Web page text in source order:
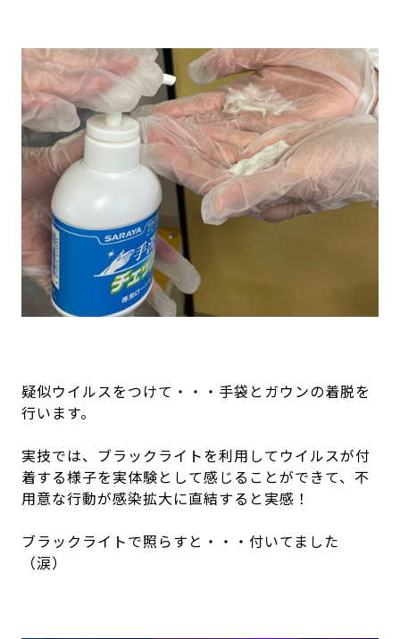
疑似ウイルスをつけて・・・手袋とガウンの着脱を
行います。
実技では、ブラックライトを利用してウイルスが付
着する様子を実体験として感じることができて、不
用意な行動が感染拡大に直結すると実感！
ブラックライトで照らすと・・・付いてました
（涙）